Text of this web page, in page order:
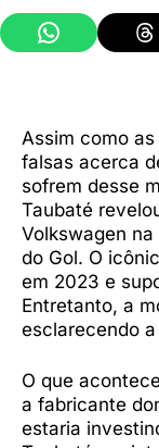
Share on
Assim como
falsas acerca
sofrem desse
Taubaté
Volkswagen
do Gol. O
em 2023 e
Entretanto, a
esclarecendo
O que
a fabricante
estaria